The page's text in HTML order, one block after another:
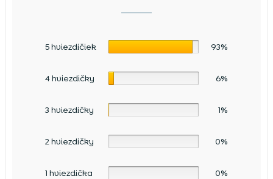
5 hviezdičiek 93%
4 hviezdičky 6%
3 hviezdičky 1%
2 hviezdičky 0%
1 hviezdička 0%